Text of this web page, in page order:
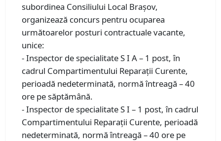
subordinea Consiliului Local Braşov,
organizează concurs pentru ocuparea
următoarelor posturi contractuale vacante,
unice:
- Inspector de specialitate S I A – 1 post, în
cadrul Compartimentului Reparații Curente,
perioadă nedeterminată, normă întreagă – 40
ore pe săptămână.
- Inspector de specialitate S I – 1 post, în cadrul
Compartimentului Reparații Curente, perioadă
nedeterminată, normă întreagă – 40 ore pe